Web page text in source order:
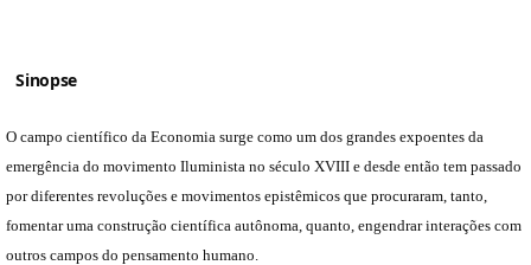
Sinopse
O campo científico da Economia surge como um dos grandes expoentes da
emergência do movimento Iluminista no século XVIII e desde então tem passado
por diferentes revoluções e movimentos epistêmicos que procuraram, tanto,
fomentar uma construção científica autônoma, quanto, engendrar interações com
outros campos do pensamento humano.